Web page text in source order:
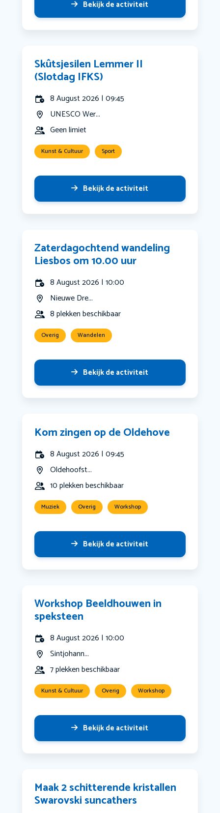
Bekijk de activiteit
Skûtsjesilen Lemmer II
(Slotdag IFKS)
8 August 2026 | 09:45
UNESCO Wer...
Geen limiet
Kunst & Cultuur Sport
Bekijk de activiteit
Zaterdagochtend wandeling
Liesbos om 10.00 uur
8 August 2026 | 10:00
Nieuwe Dre...
8 plekken beschikbaar
Overig Wandelen
Bekijk de activiteit
Kom zingen op de Oldehove
8 August 2026 | 09:45
Oldehoofst...
10 plekken beschikbaar
Muziek Overig Workshop
Bekijk de activiteit
Workshop Beeldhouwen in
speksteen
8 August 2026 | 10:00
Sintjohann...
7 plekken beschikbaar
Kunst & Cultuur Overig Workshop
Bekijk de activiteit
Maak 2 schitterende kristallen
Swarovski suncathers